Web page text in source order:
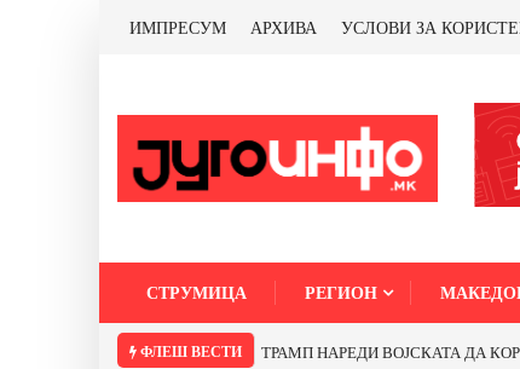
ИМПРЕСУМ АРХИВА УСЛОВИ ЗА
СТРУМИЦА РЕГИОН
ФЛЕШ ВЕСТИ ТРАМП НАРЕДИ ВОЈСКАТА ДА